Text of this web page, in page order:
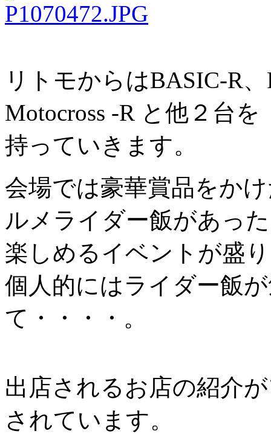
リトモからはBASIC-R
Motocross -R と他２台を
持っていきます。
会場では豪華賞品をか
ルメライダー飯があっ
楽しめるイベントが盛
個人的にはライダー飯
て・・・・。
出店されるお店の紹介
されています。